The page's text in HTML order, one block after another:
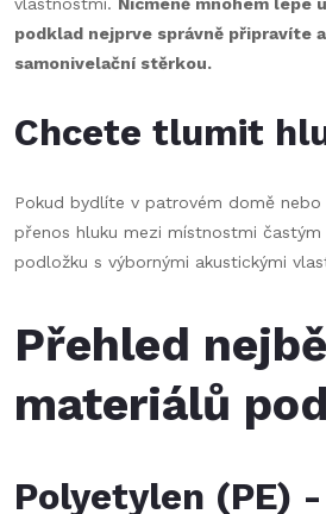
podklad nejprve správně připravíte
samonivelační stěrkou.
Chcete tlumit
Pokud bydlíte v patrovém domě
přenos hluku mezi místnostmi
podložku s výbornými akustickými
Přehled
materiálů
Polyetylen (PE)